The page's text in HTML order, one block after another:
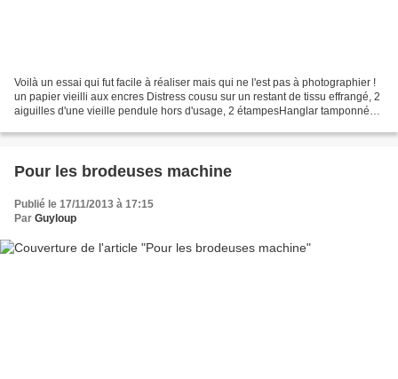
Voilà un essai qui fut facile à réaliser mais qui ne l'est pas à photographier !
un papier vieilli aux encres Distress cousu sur un restant de tissu effrangé, 2
aiguilles d'une vieille pendule hors d'usage, 2 étampesHanglar tamponnées
Pour les brodeuses machine
Publié le 17/11/2013 à 17:15
Par Guyloup